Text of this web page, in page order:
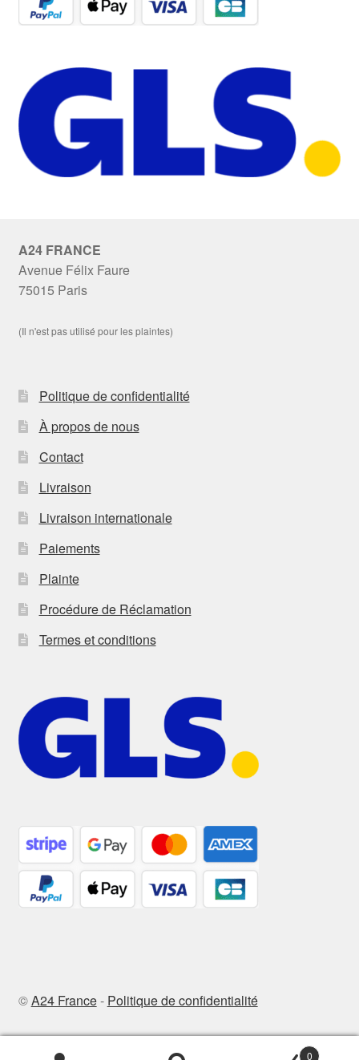
A24 FRANCE
Avenue Félix Faure
75015 Paris
(Il n'est pas utilisé pour les plaintes)
Politique de confidentialité
À propos de nous
Contact
Livraison
Livraison internationale
Paiements
Plainte
Procédure de Réclamation
Termes et conditions
©A24 France- Politique de confidentialité
0